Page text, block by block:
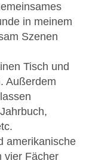
in meinem
Szenen
Tisch und
Außerdem
amerikanische
vier Fächer